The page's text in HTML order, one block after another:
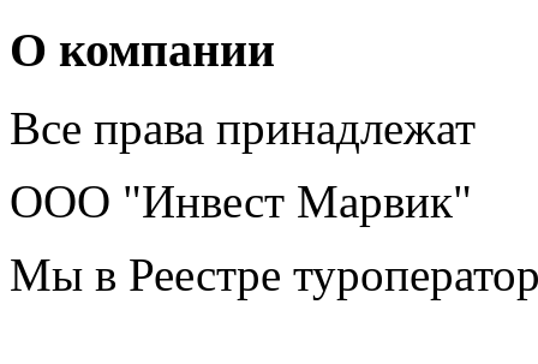
О компании
Все права принадлежат
ООО "Инвест Марвик"
Мы в Реестре